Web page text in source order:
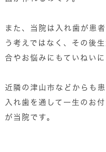
また、当院は入れ歯が患
う考えではなく、その後
合やお悩みにもていねいに
近隣の津山市などからも
入れ歯を通して一生のお
が当院です。